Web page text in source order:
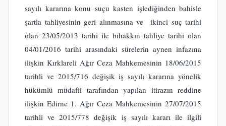
sayılı kararına konu suçu kasten işlediğinden bahisle
şartla tahliyesinin geri alınmasına ve ikinci suç tarihi
olan 23/05/2013 tarihi ile bihakkın tahliye tarihi olan
04/01/2016 tarihi arasındaki sürelerin aynen infazına
ilişkin Kırklareli Ağır Ceza Mahkemesinin 18/06/2015
tarihli ve 2015/716 değişik iş sayılı kararına yönelik
hükümlü müdafii tarafından yapılan itirazın reddine
ilişkin Edirne 1. Ağır Ceza Mahkemesinin 27/07/2015
tarihli ve 2015/778 değişik iş sayılı kararı ile ilgili